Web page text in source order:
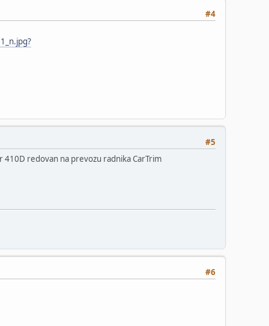
#4
#5
410D redovan na prevozu radnika CarTrim
#6